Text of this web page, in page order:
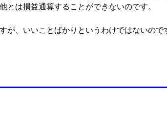
とは損益通算することができないのです。
、いいことばかりというわけではないので